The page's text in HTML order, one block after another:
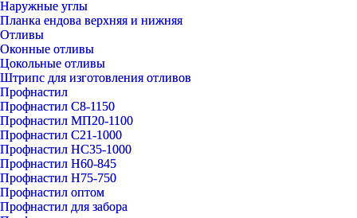
Наружные углы
Планка ендова верхняя и нижняя
Отливы
Оконные отливы
Цокольные отливы
Штрипс для изготовления отливов
Профнастил
Профнастил С8-1150
Профнастил МП20-1100
Профнастил С21-1000
Профнастил НС35-1000
Профнастил Н60-845
Профнастил Н75-750
Профнастил оптом
Профнастил для забора